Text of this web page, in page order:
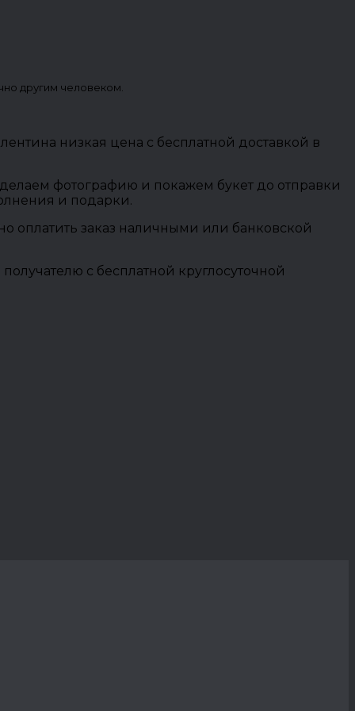
другим человеком.
низкая цена с бесплатной доставкой в
фотографию и покажем букет до отправки
и подарки.
оплатить заказ наличными или банковской
с бесплатной круглосуточной